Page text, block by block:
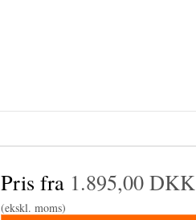
Pris fra 1.895,00 DKK
(ekskl. moms)